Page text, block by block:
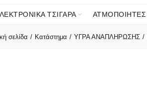
ΤΣΙΓΑΡΑ ΑΤΜΟΠΟΙΗΤΕΣ
σελίδα Κατάστημα ΥΓΡΑ ΑΝΑΠΛΗΡΩΣΗΣ